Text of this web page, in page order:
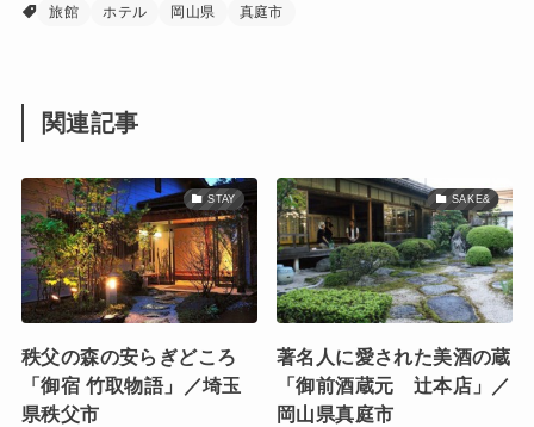
旅館
ホテル 岡山県 真庭市
関連記事
STAY
秩父の森の安らぎどころ
「御宿 竹取物語」／埼玉
県秩父市
SAKE&
著名人に愛された美酒の蔵
「御前酒蔵元 辻本店」／
岡山県真庭市